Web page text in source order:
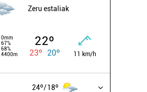
Zeru estaliak
0mm
67%
68%
4400m
22º
23º 20º 11 km/h
24º 18º